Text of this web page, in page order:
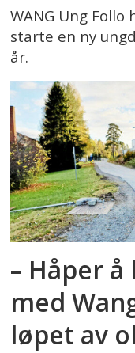
WANG Ung
starte en ny
år.
– Håper
med
løpet av